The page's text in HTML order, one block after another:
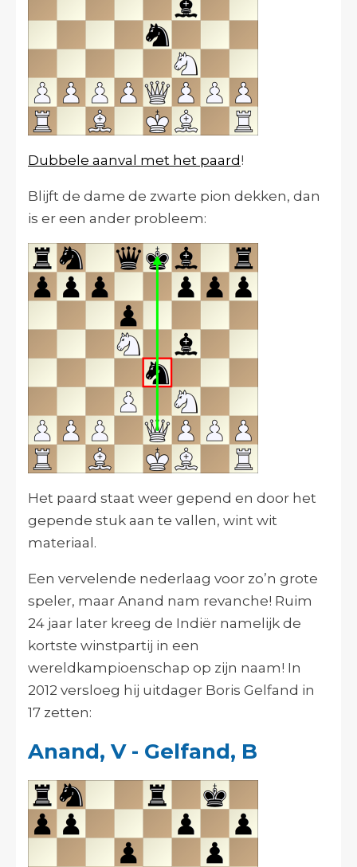
Dubbele aanval met het paard!
Blijft de dame de zwarte pion dekken, dan
is er een ander probleem:
Het paard staat weer gepend en door het
gepende stuk aan te vallen, wint wit
materiaal.
Een vervelende nederlaag voor zo’n grote
speler, maar Anand nam revanche! Ruim
24 jaar later kreeg de Indiër namelijk de
kortste winstpartij in een
wereldkampioenschap op zijn naam! In
2012 versloeg hij uitdager Boris Gelfand in
17 zetten:
Anand, V - Gelfand, B